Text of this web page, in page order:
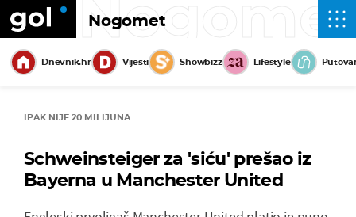
Nogomet
Dnevnik.hr Vijesti Showbizz Lifestyle
IPAK NIJE 20 MILIJUNA
Schweinsteiger za 'siću' prešao iz
Bayerna u Manchester United